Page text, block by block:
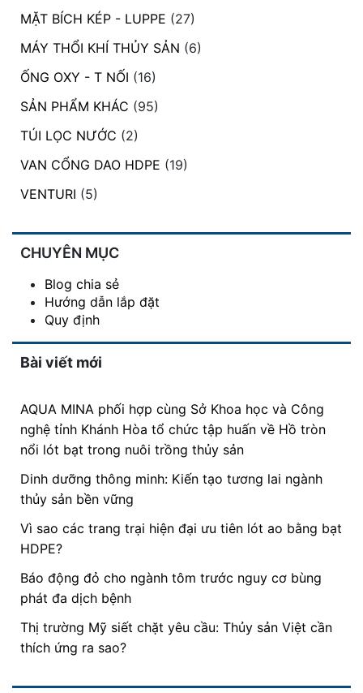
MẶT BÍCH KÉP - LUPPE (27)
MÁY THỔI KHÍ THỦY SẢN (6)
ỐNG OXY - T NỐI (16)
SẢN PHẨM KHÁC (95)
TÚI LỌC NƯỚC (2)
VAN CỔNG DAO HDPE (19)
VENTURI (5)
CHUYÊN MỤC
Blog chia sẻ
Hướng dẫn lắp đặt
Quy định
Bài viết mới
AQUA MINA phối hợp cùng Sở Khoa học và Công
nghệ tỉnh Khánh Hòa tổ chức tập huấn về Hồ tròn
nổi lót bạt trong nuôi trồng thủy sản
Dinh dưỡng thông minh: Kiến tạo tương lai ngành
thủy sản bền vững
Vì sao các trang trại hiện đại ưu tiên lót ao bằng bạt
HDPE?
Báo động đỏ cho ngành tôm trước nguy cơ bùng
phát đa dịch bệnh
Thị trường Mỹ siết chặt yêu cầu: Thủy sản Việt cần
thích ứng ra sao?